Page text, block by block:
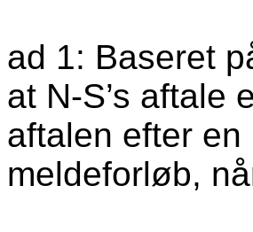
ad 1: Baseret
at N-S’s aftale
aftalen efter
meldeforløb,